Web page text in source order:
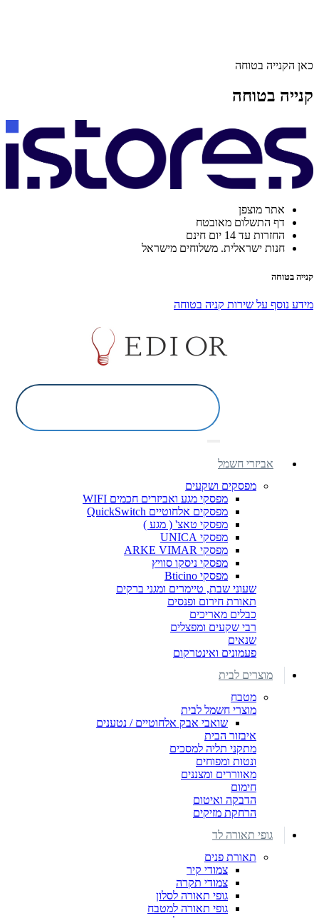
כאן הקנייה בטוחה
קנייה בטוחה
אתר מוצפן
דף התשלום מאובטח
החזרות עד 14 יום חינם
חנות ישראלית. משלוחים מישראל
קנייה בטוחה
מידע נוסף על שירות קניה בטוחה
אביזרי חשמל
מפסקים ושקעים
מפסקי מגע ואביזרים חכמים WIFI
מפסקים אלחוטיים QuickSwitch
מפסקי טאצ' ( מגע )
מפסקי UNICA
מפסקי ARKE VIMAR
מפסקי ניסקו סוויץ
מפסקי Bticino
שעוני שבת, טיימרים ומגני ברקים
תאורת חירום ופנסים
כבלים מאריכים
רבי שקעים ומפצלים
שנאים
פעמונים ואינטרקום
מוצרים לבית
מטבח
מוצרי חשמל לבית
שואבי אבק אלחוטיים / נטענים
איבזור הבית
מתקני תליה למסכים
ונטות ומפוחים
מאווררים ומצננים
חימום
הדבקה ואיטום
הרחקת מזיקים
גופי תאורה לד
תאורת פנים
צמודי קיר
צמודי תקרה
גופי תאורה לסלון
גופי תאורה למטבח